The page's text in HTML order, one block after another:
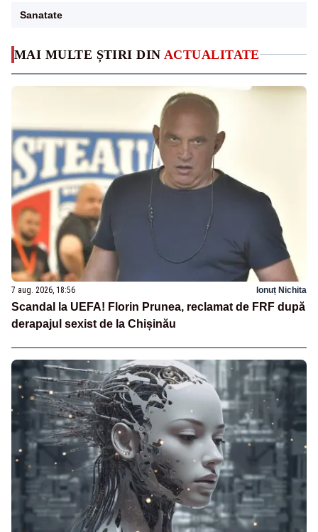
MAI MULTE ȘTIRI DIN ACTUALITATE
7 aug. 2026, 18:56 Ionuț Nichita
Scandal la UEFA! Florin Prunea, reclamat de FRF după
derapajul sexist de la Chișinău
Sanatate